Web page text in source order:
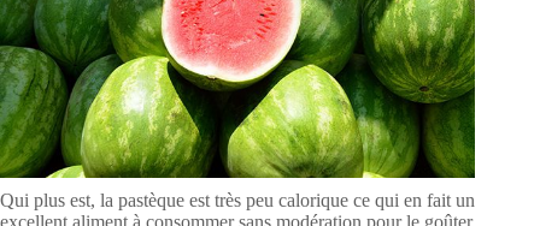
Qui plus est, la pastèque est très peu calorique ce qui en fait un
excellent aliment à consommer sans modération pour le goûter